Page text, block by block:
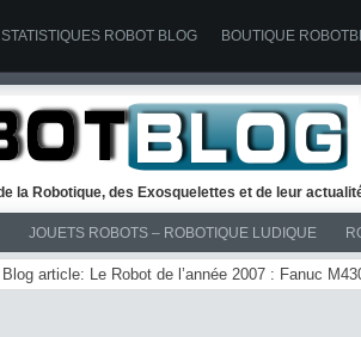
STATISTIQUES ROBOT BLOG BOUTIQUE
la Robotique, des Exosquelettes et de leur
JOUETS ROBOTS – ROBOTIQUE LUDIQUE
article: Le Robot de l’année 2007 : Fanuc